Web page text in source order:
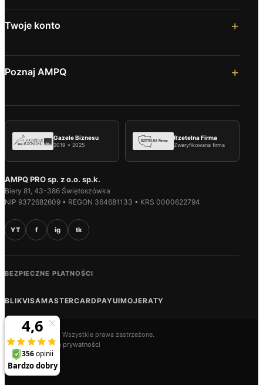
Twoje konto
Poznaj AMPQ
Gazele Biznesu
2019 • 2025
Rzetelna Firma
Zweryfikowana firma
AMPQ PRO sp. z o.o. sp.k.
Biery 81, 43-386 Świętoszówka
NIP 9372682609 • REGON 364681133 • KRS 0000622794
YT f ig tk
BEZPIECZNE PŁATNOŚCI
BLIKVISAMASTERCARDPAYUIMOJERATY
© 2026 AMPQ.PL. Wszystkie prawa zastrzeżone.
Regulamin Polityka prywatności